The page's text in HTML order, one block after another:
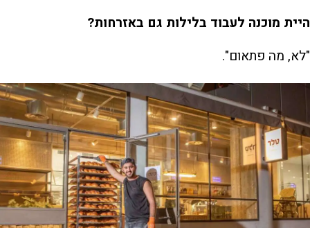
היית מוכנה לעבוד בלילות גם באזרחות?
"לא, מה פתאום".